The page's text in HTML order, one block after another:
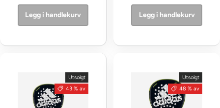
Legg i handlekurv Legg i handlekurv
Utsolgt
43 % av
Utsolgt
48 % av